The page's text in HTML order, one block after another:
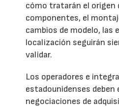
cómo tratarán el origen
componentes, el
cambios de modelo, las
localización seguirán
validar.
Los operadores e
estadounidenses deben
negociaciones de